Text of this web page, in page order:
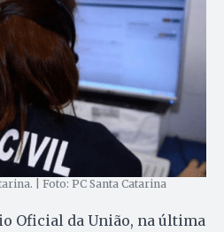
| Foto: PC Santa Catarina
Oficial da União, na última